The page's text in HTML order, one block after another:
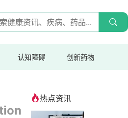
认知障碍 创新药物
热点资讯